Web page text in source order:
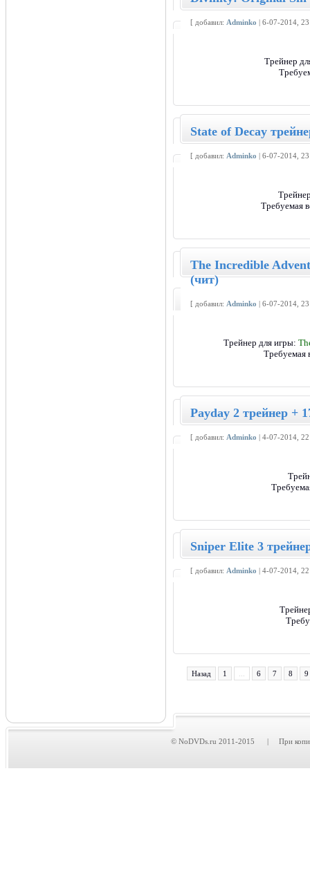
[ добавил: Adminko | 6-07-2014,
Трейнер
State of Decay
[ добавил: Adminko | 6-07-2014,
Требуемая
The Incredible
(чит)
[ добавил: Adminko | 6-07-2014,
Трейнер для игры:
Требуемая
Payday 2 трейнер +
[ добавил: Adminko | 4-07-2014,
Sniper Elite 3
[ добавил: Adminko | 4-07-2014,
Назад 1 6 7 8 9
© NoDVDs.ru 2011-2015 | При